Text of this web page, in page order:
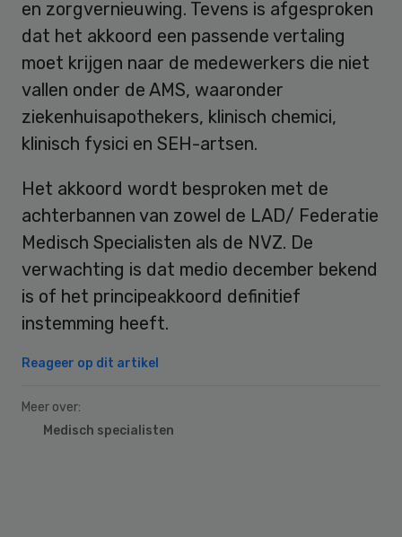
en zorgvernieuwing. Tevens is afgesproken
dat het akkoord een passende vertaling
moet krijgen naar de medewerkers die niet
vallen onder de AMS, waaronder
ziekenhuisapothekers, klinisch chemici,
klinisch fysici en SEH-artsen.
Het akkoord wordt besproken met de
achterbannen van zowel de LAD/ Federatie
Medisch Specialisten als de NVZ. De
verwachting is dat medio december bekend
is of het principeakkoord definitief
instemming heeft.
Reageer op dit artikel
Meer over:
Medisch specialisten